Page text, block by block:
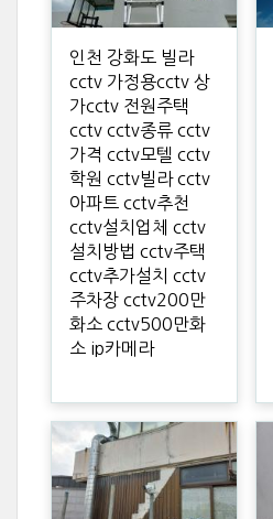
인천 강화도 빌라
cctv 가정용cctv 상
가cctv 전원주택
cctv cctv종류 cctv
가격 cctv모텔 cctv
학원 cctv빌라 cctv
아파트 cctv추천
cctv설치업체 cctv
설치방법 cctv주택
cctv추가설치 cctv
주차장 cctv200만
화소 cctv500만화
소 ip카메라